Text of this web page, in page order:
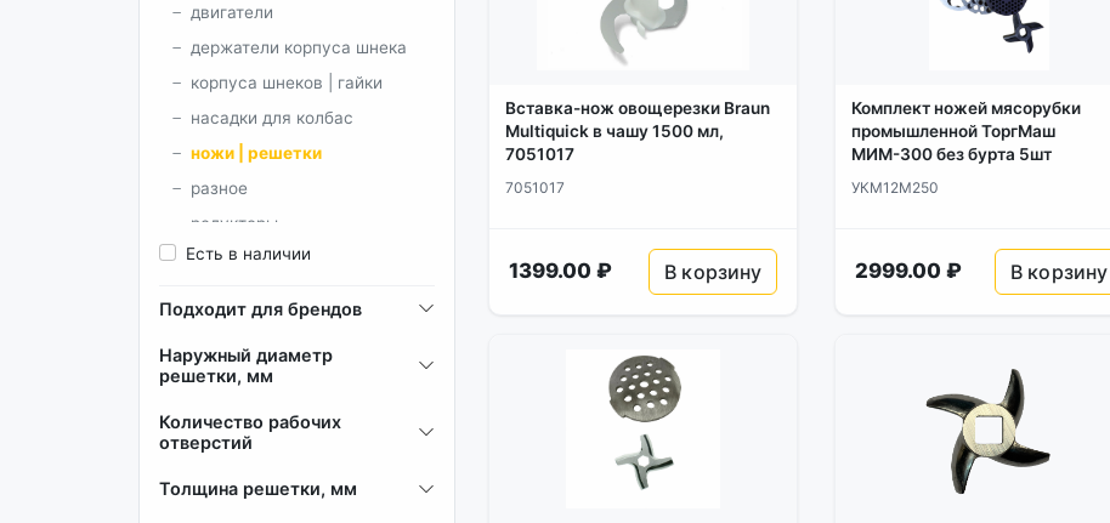
двигатели
держатели корпуса шнека
корпуса шнеков | гайки
насадки для колбас
ножи | решетки
разное
редукторы
толкатели
Есть в наличии
Подходит для брендов
Наружный диаметр
решетки, мм
Количество рабочих
отверстий
Толщина решетки, мм
Вставка-нож овощерезки Braun
Multiquick в чашу 1500 мл,
7051017
7051017
1399.00 ₽ В корзину
Комплект ножей мясорубки
промышленной ТоргМаш
МИМ-300 без бурта 5шт
УКМ12М250
2999.00 ₽ В корзину